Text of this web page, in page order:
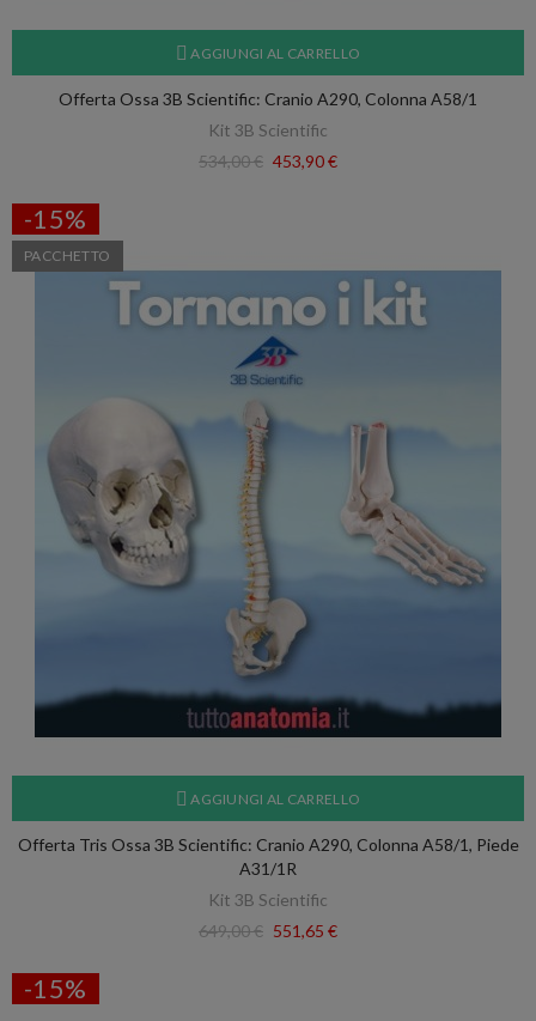
AGGIUNGI AL CARRELLO
Offerta Ossa 3B Scientific: Cranio A290, Colonna A58/1
Kit 3B Scientific
534,00 € 453,90 €
-15%
PACCHETTO
AGGIUNGI AL CARRELLO
Offerta Tris Ossa 3B Scientific: Cranio A290, Colonna A58/1, Piede
A31/1R
Kit 3B Scientific
649,00 € 551,65 €
-15%